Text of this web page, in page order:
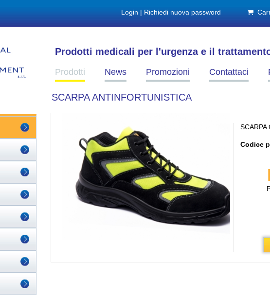
Login | Richiedi nuova password
Prodotti medicali per l'urgenza e il
Prodotti News Promozioni Contattaci
SCARPA ANTINFORTUNISTICA
SCARPA
Codice